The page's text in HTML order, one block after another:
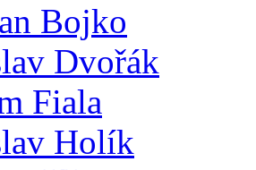
Bojko
Dvořák
Fiala
Holík